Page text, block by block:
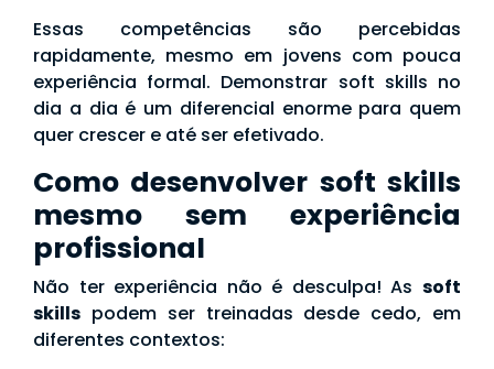
Essas competências são percebidas
rapidamente, mesmo em jovens com pouca
experiência formal. Demonstrar soft skills no
dia a dia é um diferencial enorme para quem
quer crescer e até ser efetivado.
Como desenvolver soft skills
mesmo sem experiência
profissional
Não ter experiência não é desculpa! As soft
skills podem ser treinadas desde cedo, em
diferentes contextos: